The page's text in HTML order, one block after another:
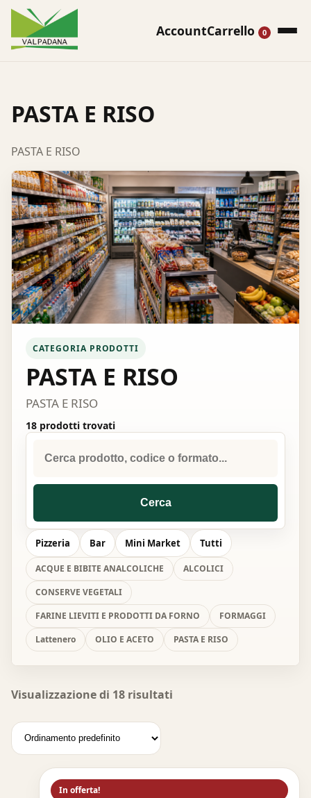
AccountCarrello 0
PASTA E RISO
PASTA E RISO
CATEGORIA PRODOTTI
PASTA E RISO
PASTA E RISO
18 prodotti trovati
Cerca
prodotti
Cerca
Pizzeria Bar Mini Market Tutti
ACQUE E BIBITE ANALCOLICHE
ALCOLICI
CONSERVE VEGETALI
FARINE LIEVITI E PRODOTTI DA FORNO
FORMAGGI
Lattenero
OLIO E ACETO PASTA E RISO
Visualizzazione di 18 risultati
In offerta!